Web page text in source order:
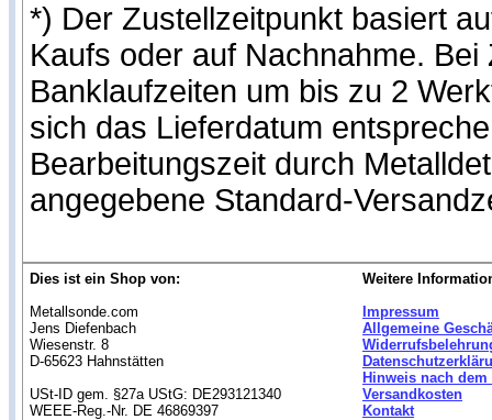
*) Der Zustellzeitpunkt basiert
Kaufs oder auf Nachnahme.
Banklaufzeiten um bis zu 2
sich das Lieferdatum
Bearbeitungszeit durch
angegebene Standard-
Dies ist ein Shop von:
Metallsonde.com
Jens Diefenbach
Wiesenstr. 8
D-65623 Hahnstätten
USt-ID gem. §27a UStG: DE293121340
WEEE-Reg.-Nr. DE 46869397
Weitere
Impressum
Allgemeine
Hinweis nach
Versandkosten
Kontakt